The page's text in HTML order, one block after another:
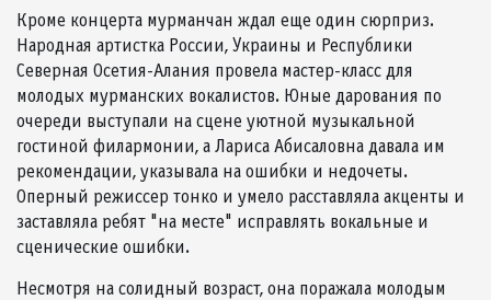
Кроме концерта мурманчан ждал еще один сюрприз.
Народная артистка России, Украины и Республики
Северная Осетия-Алания провела мастер-класс для
молодых мурманских вокалистов. Юные дарования по
очереди выступали на сцене уютной музыкальной
гостиной филармонии, а Лариса Абисаловна давала им
рекомендации, указывала на ошибки и недочеты.
Оперный режиссер тонко и умело расставляла акценты и
заставляла ребят "на месте" исправлять вокальные и
сценические ошибки.
Несмотря на солидный возраст, она поражала молодым